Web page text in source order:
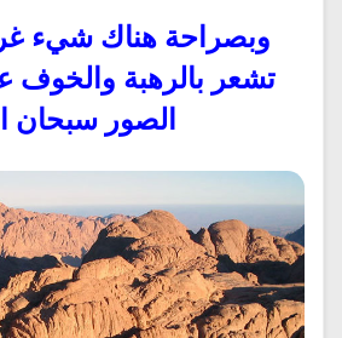
وبصراحة هناك شيء
تشعر بالرهبة والخوف
الصور سبحان